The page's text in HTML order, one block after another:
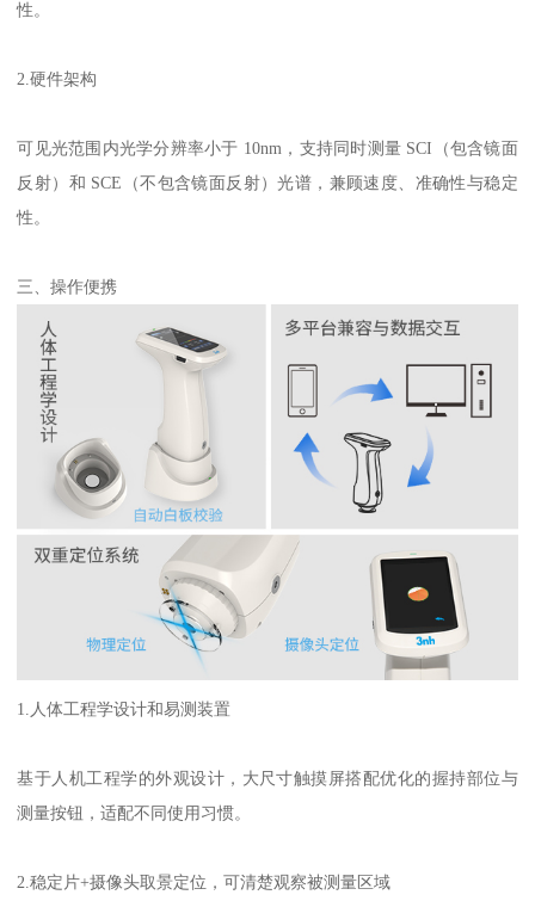
性。
2.硬件架构
可见光范围内光学分辨率小于 10nm ，支持同时测量 SCI （包含镜面
反射）和 SCE （不包含镜面反射）光谱，兼顾速度、准确性与稳定
性。
三、操作便携
1. 人体工程学设计和易测装置
基于人机工程学的外观设计，大尺寸触摸屏搭配优化的握持部位与
测量按钮，适配不同使用习惯。
2.稳定片+摄像头取景定位，可清楚观察被测量区域